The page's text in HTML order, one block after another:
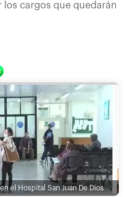
cargos que quedarán
el Hospital San Juan De Dios